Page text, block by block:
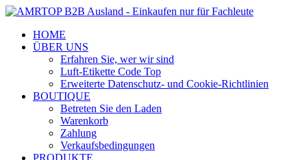
HOME
ÜBER UNS
Erfahren Sie, wer wir sind
Luft-Etikette Code Top
Erweiterte Datenschutz- und Cookie-Richtlinien
BOUTIQUE
Betreten Sie den Laden
Warenkorb
Zahlung
Verkaufsbedingungen
PRODUKTE